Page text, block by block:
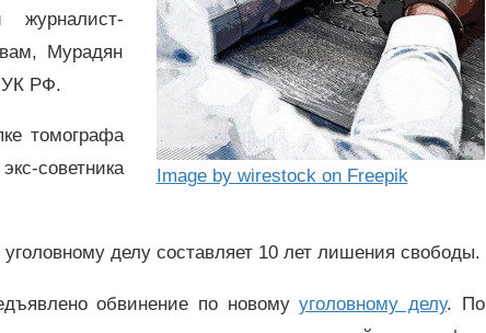
Image by wirestock on Freepik
Мурадян
УК РФ.
томографа
советника
делу составляет 10 лет лишения свободы.
обвинение по новомууголовному делу. По